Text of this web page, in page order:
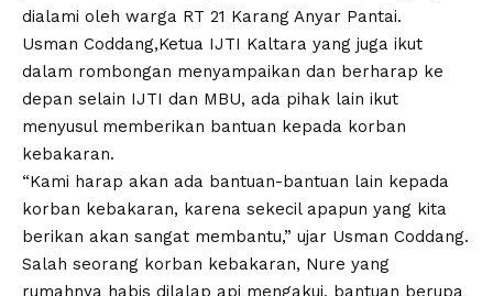
dialami oleh warga RT 21 Karang Anyar Pantai.
Usman Coddang,Ketua IJTI Kaltara yang juga ikut
dalam rombongan menyampaikan dan berharap ke
depan selain IJTI dan MBU, ada pihak lain ikut
menyusul memberikan bantuan kepada korban
kebakaran.
“Kami harap akan ada bantuan-bantuan lain kepada
korban kebakaran, karena sekecil apapun yang kita
berikan akan sangat membantu,” ujar Usman Coddang.
Salah seorang korban kebakaran, Nure yang
rumahnya habis dilalap api mengakui, bantuan berupa